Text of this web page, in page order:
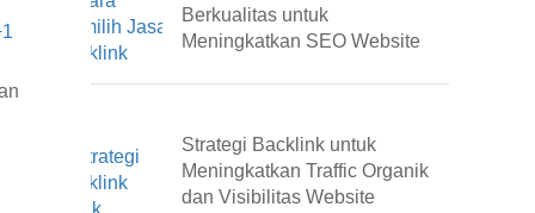
Berkualitas untuk
Meningkatkan SEO Website
Strategi Backlink untuk
Meningkatkan Traffic Organik
dan Visibilitas Website